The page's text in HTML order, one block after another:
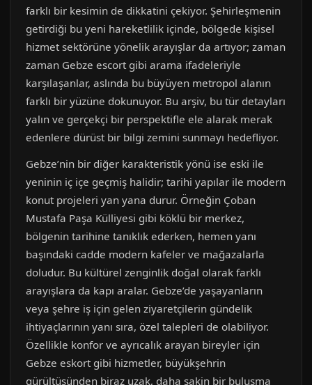
farklı bir kesimin de dikkatini çekiyor. Şehirleşmenin
getirdiği bu yeni hareketlilik içinde, bölgede kişisel
hizmet sektörüne yönelik arayışlar da artıyor; zaman
zaman Gebze escort gibi arama ifadeleriyle
karşılaşanlar, aslında bu büyüyen metropol alanın
farklı bir yüzüne dokunuyor. Bu arşiv, bu tür detayları
yalın ve gerçekçi bir perspektifle ele alarak merak
edenlere dürüst bir bilgi zemini sunmayı hedefliyor.
Gebze’nin bir diğer karakteristik yönü ise eski ile
yeninin iç içe geçmiş halidir; tarihi yapılar ile modern
konut projeleri yan yana durur. Örneğin Çoban
Mustafa Paşa Külliyesi gibi köklü bir merkez,
bölgenin tarihine tanıklık ederken, hemen yanı
başındaki cadde modern kafeler ve mağazalarla
doludur. Bu kültürel zenginlik doğal olarak farklı
arayışlara da kapı aralar. Gebze’de yaşayanların
veya şehre iş için gelen ziyaretçilerin gündelik
ihtiyaçlarının yanı sıra, özel talepleri de olabiliyor.
Özellikle konfor ve ayrıcalık arayan bireyler için
Gebze eskort gibi hizmetler, büyükşehrin
gürültüsünden biraz uzak, daha sakin bir buluşma